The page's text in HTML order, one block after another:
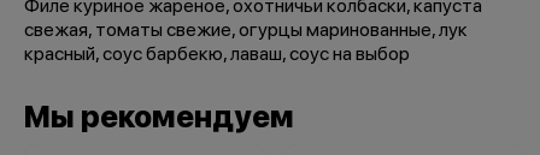
Филе куриное жареное, охотничьи колбаски, капуста
свежая, томаты свежие, огурцы маринованные, лук
красный, соус барбекю, лаваш, соус на выбор
Мы рекомендуем